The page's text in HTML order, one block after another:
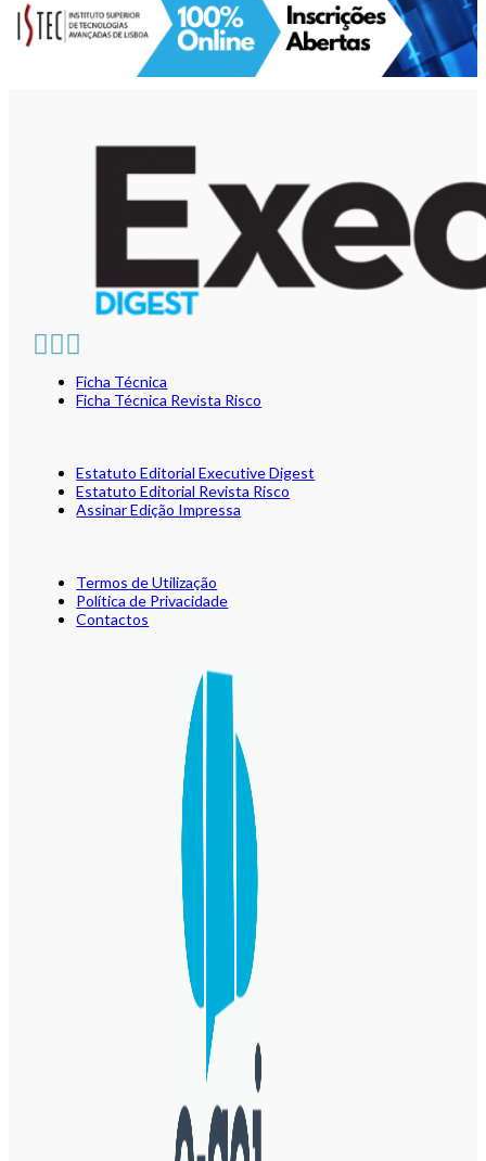
Ficha Técnica
Ficha Técnica Revista Risco
Estatuto Editorial Executive Digest
Estatuto Editorial Revista Risco
Assinar Edição Impressa
Termos de Utilização
Política de Privacidade
Contactos